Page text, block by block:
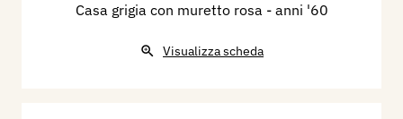
Casa grigia con muretto rosa - anni '60
Visualizza scheda